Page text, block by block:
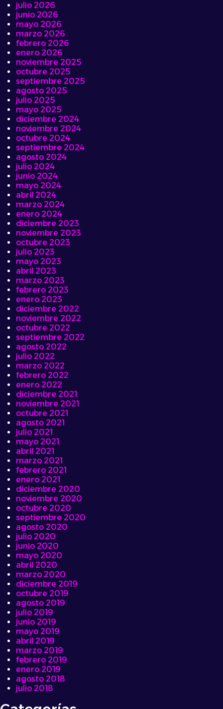
julio 2026
junio 2026
mayo 2026
marzo 2026
febrero 2026
enero 2026
noviembre 2025
octubre 2025
septiembre 2025
agosto 2025
julio 2025
mayo 2025
diciembre 2024
noviembre 2024
octubre 2024
septiembre 2024
agosto 2024
julio 2024
junio 2024
mayo 2024
abril 2024
marzo 2024
enero 2024
diciembre 2023
noviembre 2023
octubre 2023
julio 2023
mayo 2023
abril 2023
marzo 2023
febrero 2023
enero 2023
diciembre 2022
noviembre 2022
octubre 2022
septiembre 2022
agosto 2022
julio 2022
marzo 2022
febrero 2022
enero 2022
diciembre 2021
noviembre 2021
octubre 2021
agosto 2021
julio 2021
mayo 2021
abril 2021
marzo 2021
febrero 2021
enero 2021
diciembre 2020
noviembre 2020
octubre 2020
septiembre 2020
agosto 2020
julio 2020
junio 2020
mayo 2020
abril 2020
marzo 2020
diciembre 2019
octubre 2019
agosto 2019
julio 2019
junio 2019
mayo 2019
abril 2019
marzo 2019
febrero 2019
enero 2019
agosto 2018
julio 2018